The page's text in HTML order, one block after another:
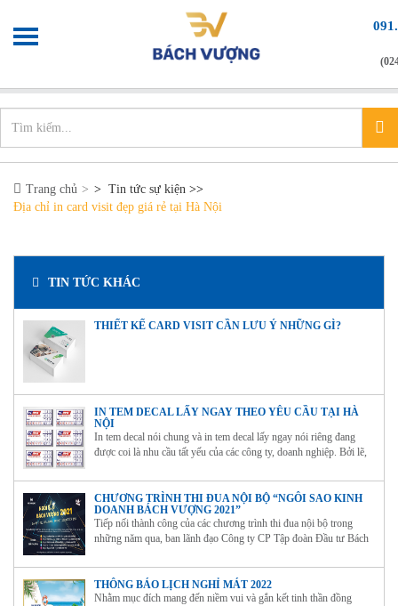
Trang chủ > Tin tức sự kiện >>
Địa chỉ in card visit đẹp giá rẻ tại Hà Nội
TIN TỨC KHÁC
THIẾT KẾ CARD VISIT CẦN LƯU Ý NHỮNG GÌ?
IN TEM DECAL LẤY NGAY THEO YÊU CẦU TẠI HÀ
NỘI
In tem decal nói chung và in tem decal lấy ngay nói riêng đang
được coi là nhu cầu tất yếu của các công ty, doanh nghiệp. Bởi lẽ,
minh nguồn gốc, xuất xứ và giúp người tiêu...
CHƯƠNG TRÌNH THI ĐUA NỘI BỘ “NGÔI SAO KINH
DOANH BÁCH VƯỢNG 2021”
Tiếp nối thành công của các chương trình thi đua nội bộ trong
những năm qua, ban lãnh đạo Công ty CP Tập đoàn Đầu tư Bách
tên: “Ngôi sao Kinh doanh Bách Vượng 2021”.
THÔNG BÁO LỊCH NGHỈ MÁT 2022
Nhằm mục đích mang đến niềm vui và gắn kết tinh thần đồng